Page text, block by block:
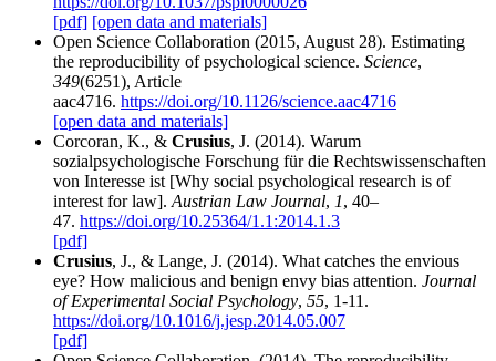
[pdf] [open data and materials]
Open Science Collaboration (2015, August 28). Estimating
the reproducibility of psychological science. Science,
349(6251), Article
aac4716. https://doi.org/10.1126/science.aac4716
[open data and materials]
Corcoran, K., & Crusius, J. (2014). Warum
sozialpsychologische Forschung für die Rechtswissenschaften
von Interesse ist [Why social psychological research is of
interest for law]. Austrian Law Journal, 1, 40–
47. https://doi.org/10.25364/1.1:2014.1.3
[pdf]
Crusius, J., & Lange, J. (2014). What catches the envious
eye? How malicious and benign envy bias attention. Journal
of Experimental Social Psychology, 55, 1-11.
https://doi.org/10.1016/j.jesp.2014.05.007
[pdf]